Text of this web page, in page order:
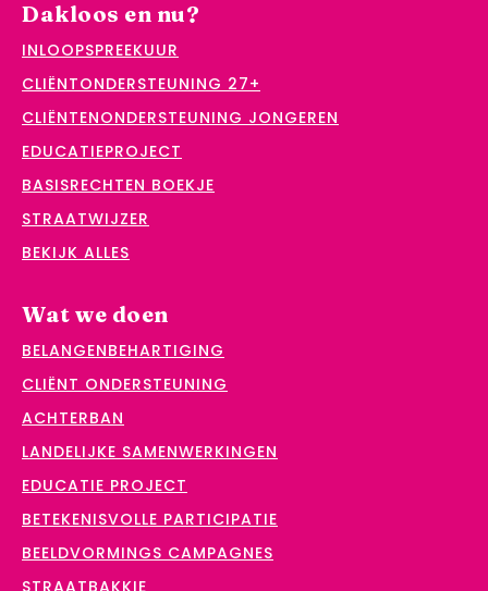
Dakloos en nu?
INLOOPSPREEKUUR
CLIËNTONDERSTEUNING 27+
CLIËNTENONDERSTEUNING JONGEREN
EDUCATIEPROJECT
BASISRECHTEN BOEKJE
STRAATWIJZER
BEKIJK ALLES
Wat we doen
BELANGENBEHARTIGING
CLIËNT ONDERSTEUNING
ACHTERBAN
LANDELIJKE SAMENWERKINGEN
EDUCATIE PROJECT
BETEKENISVOLLE PARTICIPATIE
BEELDVORMINGS CAMPAGNES
STRAATBAKKIE